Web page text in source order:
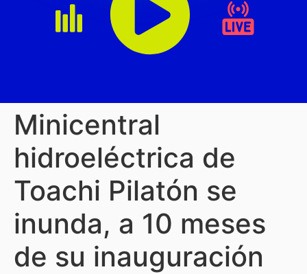
Minicentral
hidroeléctrica de
Toachi Pilatón se
inunda, a 10 meses
de su inauguración